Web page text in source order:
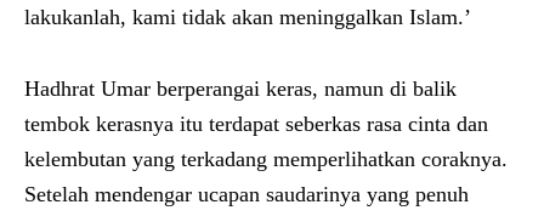
lakukanlah, kami tidak akan meninggalkan Islam.’
Hadhrat Umar berperangai keras, namun di balik
tembok kerasnya itu terdapat seberkas rasa cinta dan
kelembutan yang terkadang memperlihatkan coraknya.
Setelah mendengar ucapan saudarinya yang penuh